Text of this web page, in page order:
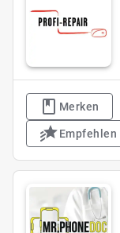
Merken
Empfehlen